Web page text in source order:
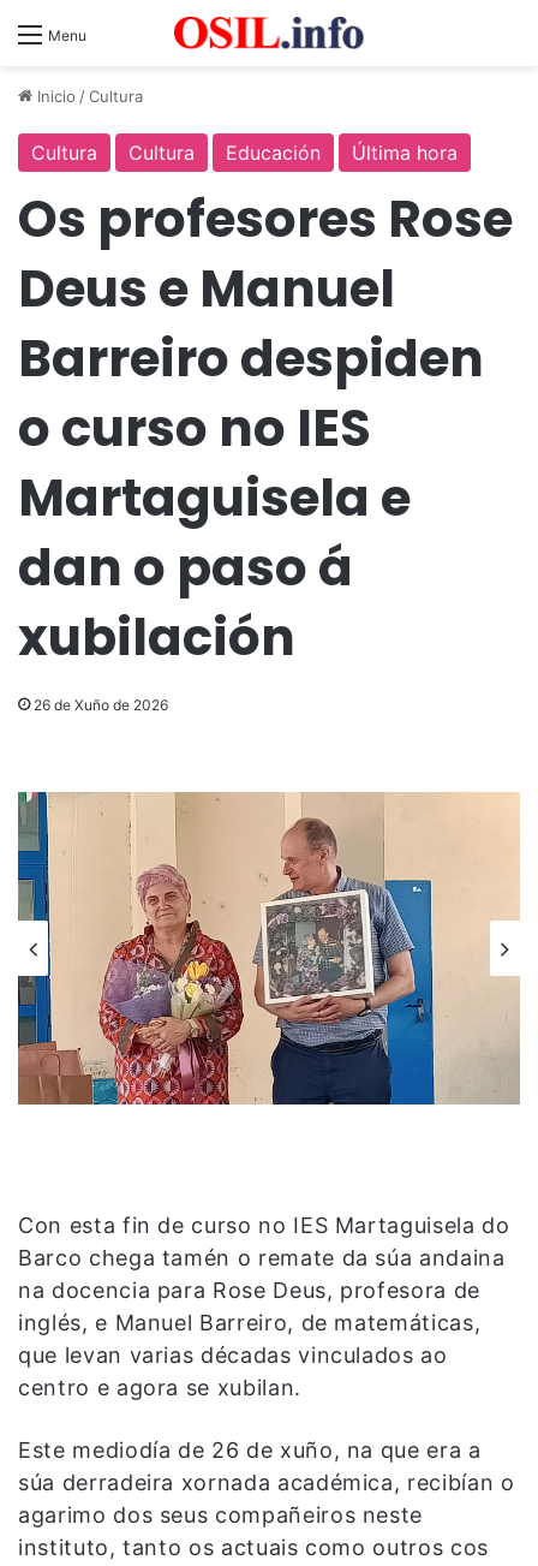
Menu
Inicio /Cultura
Cultura Cultura Educación Última hora
Os profesores Rose
Deus e Manuel
Barreiro despiden
o curso no IES
Martaguisela e
dan o paso á
xubilación
26 de Xuño de 2026
Con esta fin de curso no IES Martaguisela do
Barco chega tamén o remate da súa andaina
na docencia para Rose Deus, profesora de
inglés, e Manuel Barreiro, de matemáticas,
que levan varias décadas vinculados ao
centro e agora se xubilan.
Este mediodía de 26 de xuño, na que era a
súa derradeira xornada académica, recibían o
agarimo dos seus compañeiros neste
instituto, tanto os actuais como outros cos